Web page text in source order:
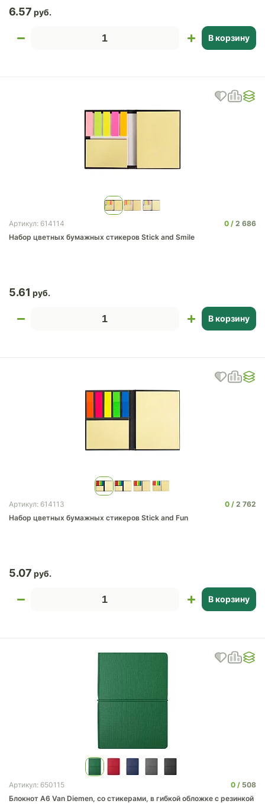
6.57
В корзину
Артикул: 614114 0
2 686
Набор цветных бумажных стикеров Stick and Smile
5.61
В корзину
Артикул: 614113 0
2 762
Набор цветных бумажных стикеров Stick and Fun
5.07
В корзину
Артикул: 650115 0
508
Блокнот А6 Van Diemen, со стикерами, в гибкой обложке c резинкой